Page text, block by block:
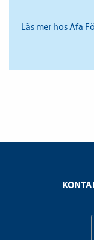
Läs mer hos Afa